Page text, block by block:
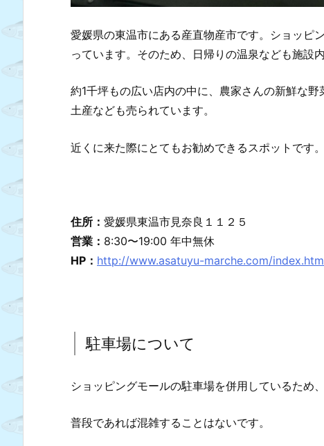
愛媛県の東温市にある産直物産市です。ショッピ
っています。そのため、日帰りの温泉なども施設
約1千坪もの広い店内の中に、農家さんの新鮮な
土産なども売られています。
近くに来た際にとてもお勧めできるスポットです。
住所： 愛媛県東温市見奈良１１２５
営業： 8:30〜19:00 年中無休
HP： http://www.asatuyu-marche.com/
駐車場について
ショッピングモールの駐車場を併用しているため
普段であれば混雑することはないです。